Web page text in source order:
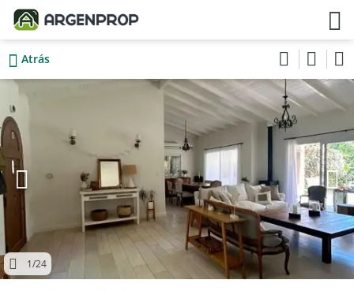
Atrás
1/24